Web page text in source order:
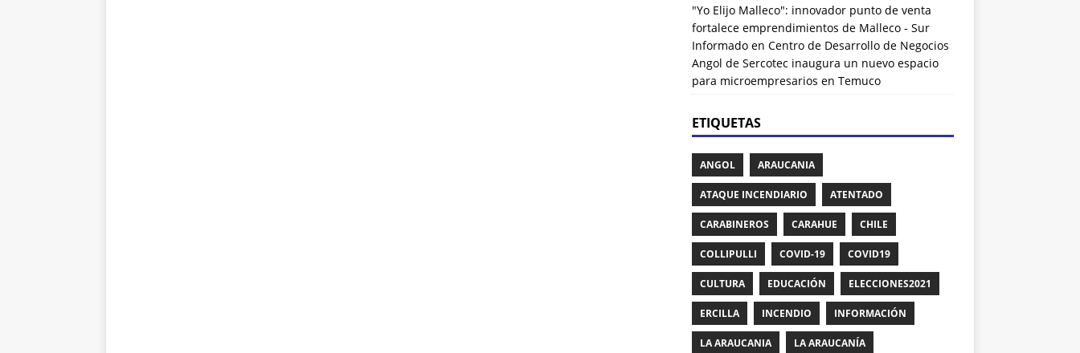
"Yo Elijo Malleco": innovador punto de venta
fortalece emprendimientos de Malleco - Sur
Informadoen Centro de Desarrollo de Negocios
Angol de Sercotec inaugura un nuevo espacio
para microempresarios en Temuco
ETIQUETAS
ANGOL ARAUCANIA
ATAQUE INCENDIARIO ATENTADO
CARABINEROS CARAHUE CHILE
COLLIPULLI COVID-19 COVID19
CULTURA EDUCACIÓN ELECCIONES2021
ERCILLA INCENDIO INFORMACIÓN
LA ARAUCANIA LA ARAUCANÍA